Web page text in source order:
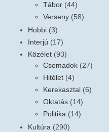
Tábor (44)
Verseny (58)
Hobbi (3)
Interjú (17)
Közélet (93)
Csemadok (27)
Hitélet (4)
Kerekasztal (6)
Oktatás (14)
Politika (14)
Kultúra (290)